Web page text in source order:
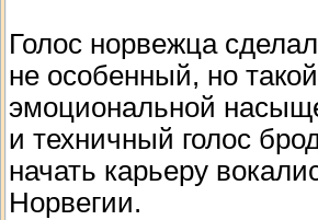
Голос норвежца
не особенный, но
эмоциональной
и техничный голос
начать карьеру
Норвегии.